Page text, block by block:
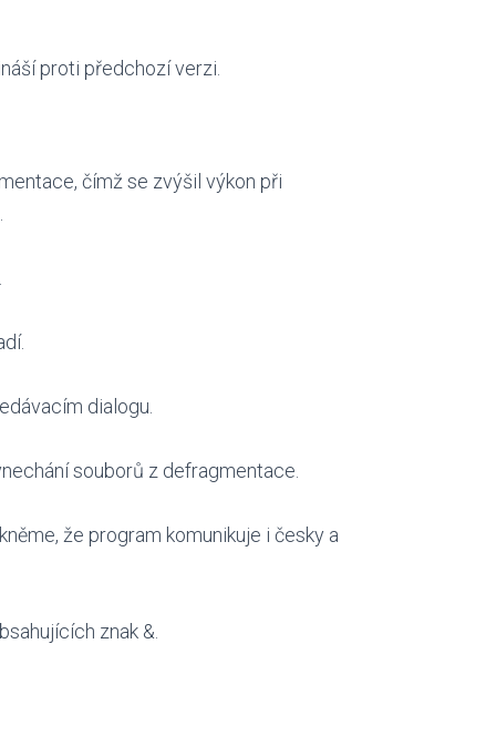
proti předchozí verzi.
čímž se zvýšil výkon při
dialogu.
souborů z defragmentace.
že program komunikuje i česky a
znak &.